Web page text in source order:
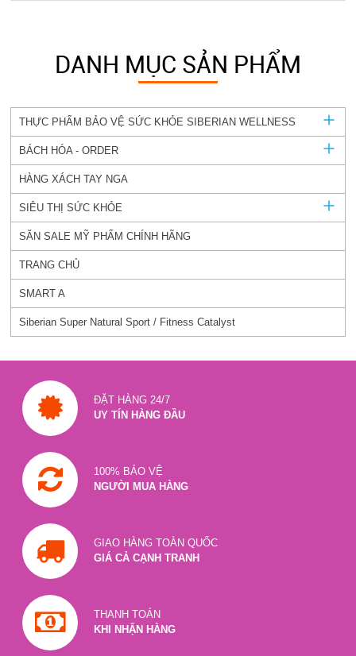
DANH MỤC SẢN PHẨM
THỰC PHẨM BẢO VỆ SỨC KHỎE SIBERIAN WELLNESS
BÁCH HÓA - ORDER
HÀNG XÁCH TAY NGA
SIÊU THỊ SỨC KHỎE
SĂN SALE MỸ PHẨM CHÍNH HÃNG
TRANG CHỦ
SMART A
Siberian Super Natural Sport / Fitness Catalyst
ĐẶT HÀNG 24/7
UY TÍN HÀNG ĐẦU
100% BẢO VỆ
NGƯỜI MUA HÀNG
GIAO HÀNG TOÀN QUỐC
GIÁ CẢ CẠNH TRANH
THANH TOÁN
KHI NHẬN HÀNG